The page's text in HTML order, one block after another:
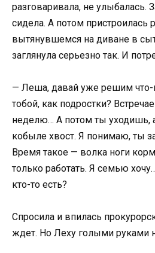
разговаривала, не улыбалась.
сидела. А потом пристроилась
вытянувшемся на диване в
заглянула серьезно так. И
— Леша, давай уже решим что-
тобой, как подростки?
неделю… А потом ты уходишь,
кобыле хвост. Я понимаю, ты
Время такое — волка ноги
только работать. Я семью
кто-то есть?
Спросила и впилась
ждет. Но Леху голыми руками